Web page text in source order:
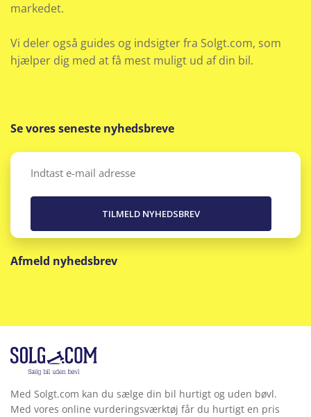
Navigation
Nøglefri start
Parkeringssensor for
Parkeringssensor for/bag
Radio
Sædevarme for
Selealarm
markedet.
Vi deler også guides og indsigter fra Solgt.com, som
hjælper dig med at få mest muligt ud af din bil.
Se vores seneste nyhedsbreve
Email
Afmeld nyhedsbrev
Med Solgt.com kan du sælge din bil hurtigt og uden bøvl.
Med vores online vurderingsværktøj får du hurtigt en pris